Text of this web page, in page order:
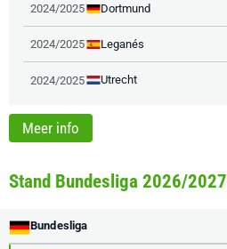
2024/2025 Dortmund
2024/2025 Leganés
2024/2025 Utrecht
Meer info
Stand Bundesliga 2026/2027
Bundesliga